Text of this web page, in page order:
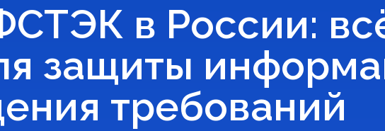
в России:
защиты
требований